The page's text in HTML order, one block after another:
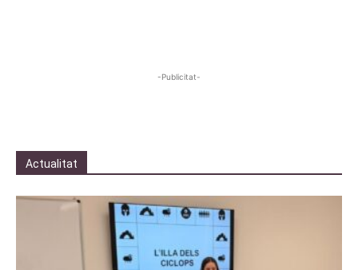
-Publicitat-
Actualitat